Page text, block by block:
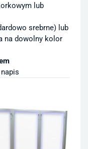
lub
srebrne) lub
na dowolny kolor